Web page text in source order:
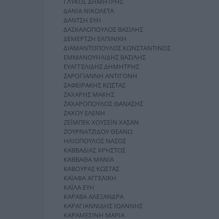
ΔΑΝΙΑ ΝΙΚΟΛΕΤΑ
ΔΑΝΤΣΗ ΕΥΗ
ΔΑΣΚΑΛΟΠΟΥΛΟΣ ΒΑΣΙΛΗΣ
ΔΕΜΕΡΤΖΗ ΕΛΠΙΝΙΚΗ
ΔΙΑΜΑΝΤΟΠΟΥΛΟΣ ΚΩΝΣΤΑΝΤΙΝΟΣ
ΕΜΜΑΝΟΥΗΛΙΔΗΣ ΒΑΣΙΛΗΣ
ΕΥΑΓΓΕΛΙΔΗΣ ΔΗΜΗΤΡΗΣ
ΖΑΡΟΓΙΑΝΝΗ ΑΝΤΙΓΟΝΗ
ΖΑΦΕΙΡΑΚΗΣ ΚΩΣΤΑΣ
ΖΑΧΑΡΗΣ ΜΑΚΗΣ
ΖΑΧΑΡΟΠΟΥΛΟΣ ΘΑΝΑΣΗΣ
ΖΑΧΟΥ ΕΛΕΝΗ
ΖΕΪΜΠΕΚ ΧΟΥΣΕΪΝ ΧΑΣΑΝ
ΖΟΥΡΝΑΤΖΙΔΟΥ ΘΕΑΝΩ
ΗΛΙΟΠΟΥΛΟΣ ΝΑΣΟΣ
ΚΑΒΒΑΔΙΑΣ ΧΡΗΣΤΟΣ
ΚΑΒΒΑΘΑ ΜΑΝΙΑ
ΚΑΒΟΥΡΑΣ ΚΩΣΤΑΣ
ΚΑΪΑΦΑ ΑΓΓΕΛΙΚΗ
ΚΑΪΛΑ ΕΥΗ
ΚΑΡΑΒΑ ΑΛΕΞΑΝΔΡΑ
ΚΑΡΑΓΙΑΝΝΙΔΗΣ ΙΩΑΝΝΗΣ
ΚΑΡΑΜΕΣΙΝΗ ΜΑΡΙΑ